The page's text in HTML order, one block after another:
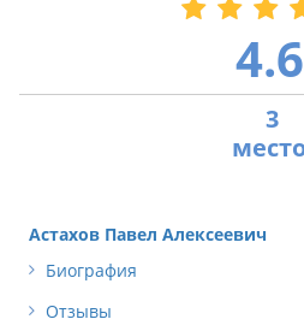
4.6
3
Астахов Павел Алексеевич
Биография
Отзывы